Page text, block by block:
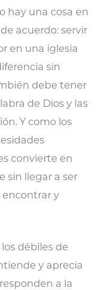
hay una cosa en
acuerdo: servir
en una iglesia
sin
debe tener
de Dios y las
Y como los
convierte en
sin llegar a ser
encontrar y
débiles de
y aprecia
a la